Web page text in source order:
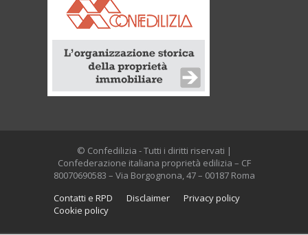
© Confedilizia - Tutti i diritti riservati |
Confederazione italiana proprietà edilizia – CF
80070690583 – Via Borgognona, 47 – 00187 Roma
Contatti e RPD
Disclaimer
Privacy policy
Cookie policy